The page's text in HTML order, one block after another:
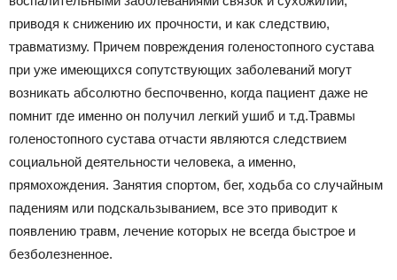
приводя к снижению их прочности, и как следствию,
травматизму. Причем повреждения голеностопного сустава
при уже имеющихся сопутствующих заболеваний могут
возникать абсолютно беспочвенно, когда пациент даже не
помнит где именно он получил легкий ушиб и т.д.Травмы
голеностопного сустава отчасти являются следствием
социальной деятельности человека, а именно,
прямохождения. Занятия спортом, бег, ходьба со случайным
падениям или подскальзыванием, все это приводит к
появлению травм, лечение которых не всегда быстрое и
безболезненное.